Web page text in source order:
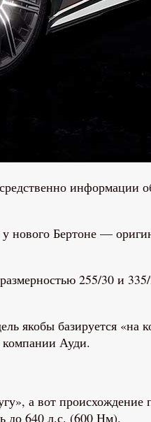
информации
нового Бертоне —
255/30 и
якобы базируется
компании Ауди.
а вот происхождение
до 640 л.с. (600 Нм).